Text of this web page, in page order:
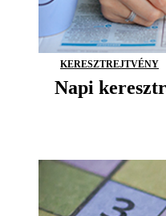
KERESZTREJTVÉNY
Napi